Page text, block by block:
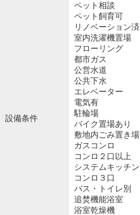
設備条件
ペット相談
ペット飼育可
リノベーション済
室内洗濯機置場
フローリング
都市ガス
公営水道
公共下水
エレベーター
電気有
駐輪場
バイク置場あり
敷地内ごみ置き場
ガスコンロ
コンロ２口以上
システムキッチン
コンロ３口
バス・トイレ別
追焚機能浴室
浴室乾燥機